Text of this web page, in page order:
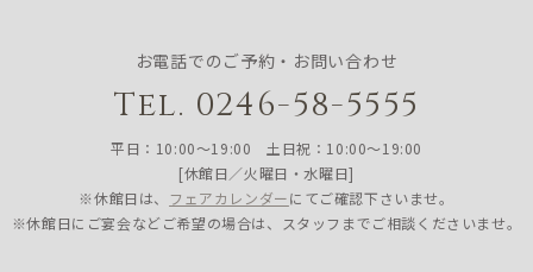
お電話でのご予約・お問い合わせ
Tel. 0246-58-5555
平日：10:00〜19:00 土日祝：10:00〜19:00
[休館日／火曜日・水曜日]
※休館日は、 フェアカレンダーにてご確認下さいませ。
※休館日にご宴会などご希望の場合は、スタッフまでご相談くださいませ。